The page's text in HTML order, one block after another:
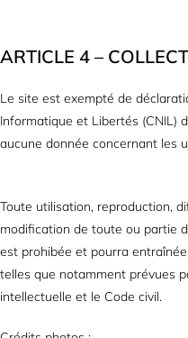
ARTICLE 4 –
Le site est exempté de
Informatique et Libertés (CNIL)
aucune donnée concernant les
Toute utilisation, reproduction,
modification de toute ou partie
est prohibée et pourra
telles que notamment prévues
intellectuelle et le Code civil.